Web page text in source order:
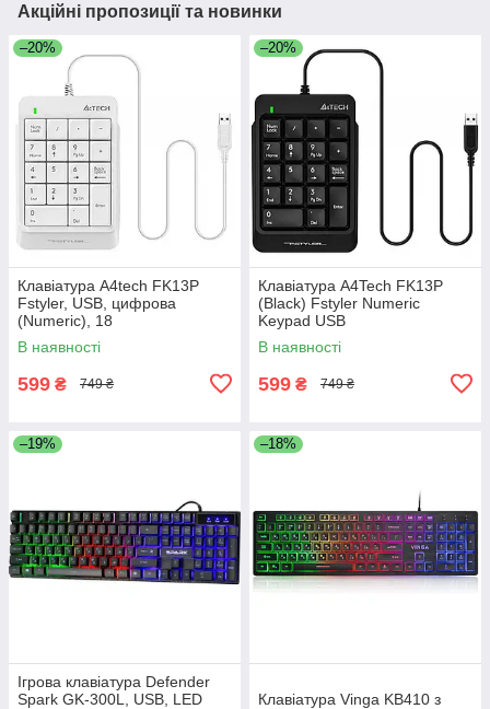
Акційні пропозиції та новинки
–20%
Клавіатура A4tech FK13P
Fstyler, USB, цифрова
(Numeric), 18
низькопрофільних клавіш
FK13P White
В наявності
599 ₴ 749 ₴
–20%
Клавіатура A4Tech FK13P
(Black) Fstyler Numeric
Keypad USB
В наявності
599 ₴ 749 ₴
–19%
Ігрова клавіатура Defender
Spark GK-300L, USB, LED
–18%
Клавіатура Vinga KB410 з